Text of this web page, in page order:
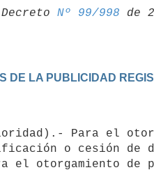
Decreto Nº 99/998
DE LA PUBLICIDAD
o cesión de
el otorgamiento de